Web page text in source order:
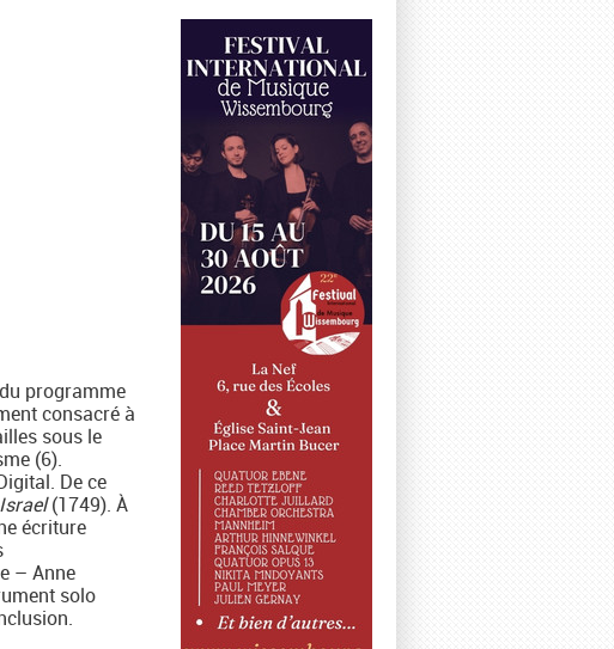
programme
consacré à
sous le
(6).
De ce
(1749). À
écriture
– Anne
solo